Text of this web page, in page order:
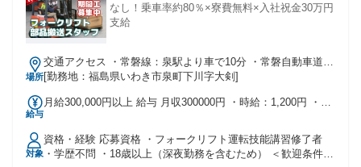
なし！乗車率約80％×寮費無料×入社祝金30万円
支給
場所
交通アクセス ・常磐線：泉駅より車で10分 ・常磐自動車道い
わき勿来インターより、県道289号経由国道６号バイパスを小
[勤務地：福島県いわき市泉町下川字大剣]
給与
月給300,000円以上 給与 月収300000円 ・時給：1,200円 ・月
8h×2日＋各種手当） ＊時間外手当：30％増／休日出勤40％増
／深夜30％増 ＜各種手当＞ ●入社祝金30万円支給（面接会参
加者限定） ※ 支給方法は会社規定による ●皆勤手当 ※4万円
対象
資格・経験 応募資格 ・フォークリフト運転技能講習修了者
・学歴不問 ・18歳以上（深夜勤務を含むため） ＜歓迎条件＞